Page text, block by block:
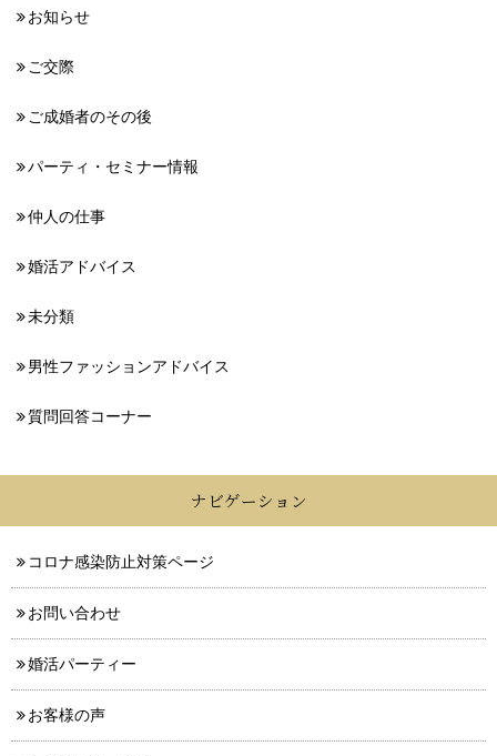
お知らせ
ご交際
ご成婚者のその後
パーティ・セミナー情報
仲人の仕事
婚活アドバイス
未分類
男性ファッションアドバイス
質問回答コーナー
ナビゲーション
コロナ感染防止対策ページ
お問い合わせ
婚活パーティー
お客様の声